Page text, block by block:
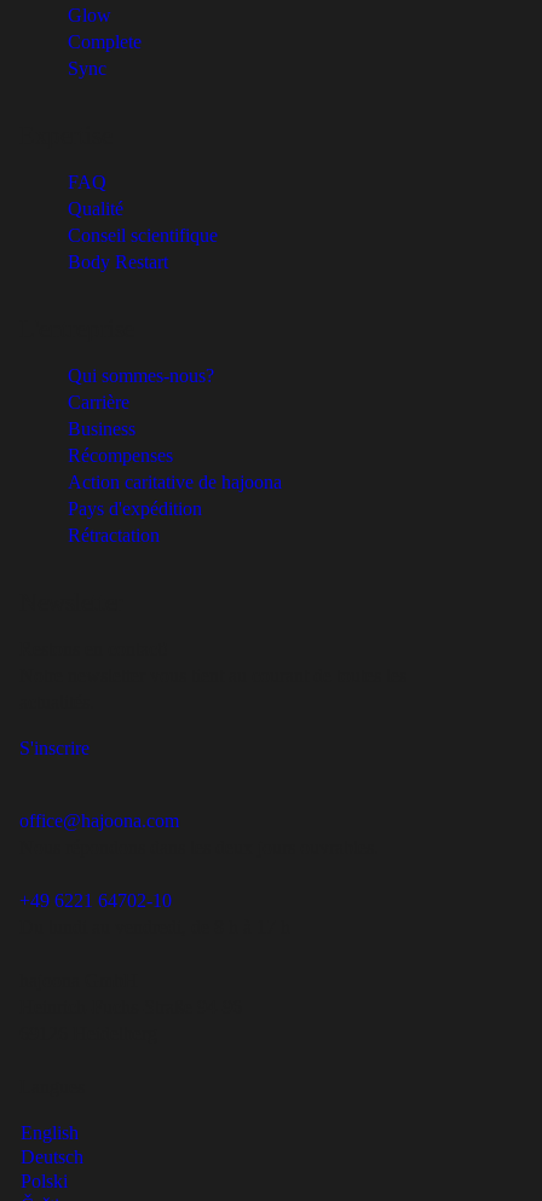
Glow
Complete
Sync
FAQ
Qualité
Conseil scientifique
Body Restart
Qui sommes-nous?
Carrière
Business
Récompenses
Action caritative de hajoona
Pays d'expédition
Rétractation
S'inscrire
office@hajoona.com
+49 6221 64702-10
English
Deutsch
Polski